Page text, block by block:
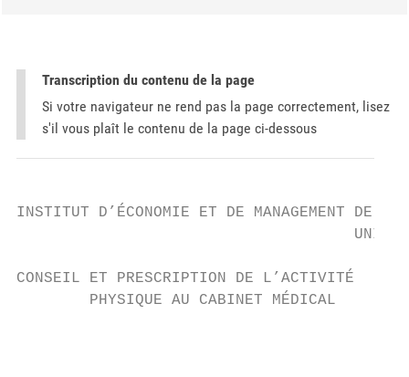
Transcription du contenu de la page
Si votre navigateur ne rend pas la page correctement, lisez
s'il vous plaît le contenu de la page ci-dessous
INSTITUT D’ÉCONOMIE ET DE MANAGEMENT DE LA
CONSEIL ET PRESCRIPTION DE L’ACTIVITÉ
        PHYSIQUE AU CABINET MÉDICAL